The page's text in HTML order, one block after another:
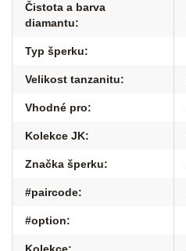
Čistota a barva
diamantu:
Typ šperku:
Velikost tanzanitu:
Vhodné pro:
Kolekce JK:
Značka šperku:
#paircode:
#option: